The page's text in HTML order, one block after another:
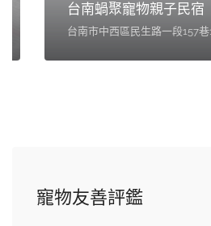
台南蝸聚寵物親子民宿
台南市中西區民生路一段157巷12號
寵物友善評鑑